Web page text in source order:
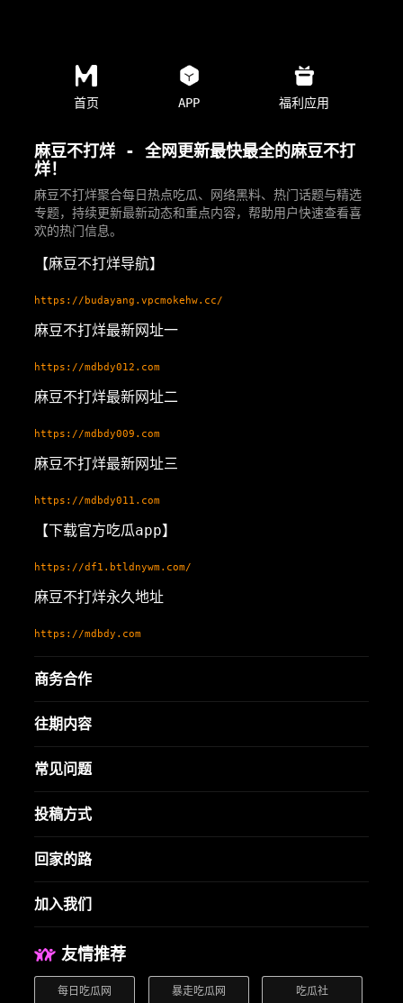
首页 APP 福利应用
麻豆不打烊 - 全网更新最快最全的麻豆不打
烊！
麻豆不打烊聚合每日热点吃瓜、网络黑料、热门话题与精选
专题，持续更新最新动态和重点内容，帮助用户快速查看喜
欢的热门信息。
【麻豆不打烊导航】
https://budayang.vpcmokehw.cc/
麻豆不打烊最新网址一
https://mdbdy012.com
麻豆不打烊最新网址二
https://mdbdy009.com
麻豆不打烊最新网址三
https://mdbdy011.com
【下载官方吃瓜app】
https://df1.btldnywm.com/
麻豆不打烊永久地址
https://mdbdy.com
商务合作
往期内容
常见问题
投稿方式
回家的路
加入我们
友情推荐
每日吃瓜网 暴走吃瓜网 吃瓜社